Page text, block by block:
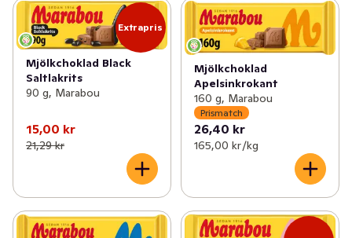
Extrapris
Mjölkchoklad Black
Saltlakrits
90 g, Marabou
15,00 kr
21,29 kr
Mjölkchoklad
Apelsinkrokant
160 g, Marabou
Prismatch
26,40 kr
165,00 kr /kg